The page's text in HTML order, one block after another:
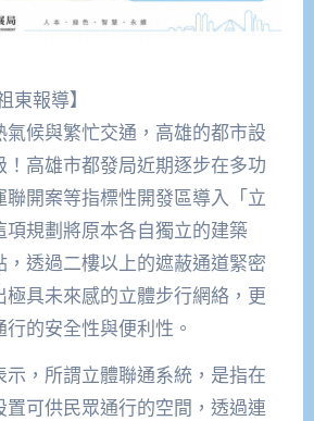
東報導】
氣候與繁忙交通，高雄的都市設
！高雄市都發局近期逐步在多功
聯開案等指標性開發區導入「立
項規劃將原本各自獨立的建築
透過二樓以上的遮蔽通道緊密
具未來感的立體步行網絡，更
的安全性與便利性。
，所謂立體聯通系統，是指在
置可供民眾通行的空間，透過連